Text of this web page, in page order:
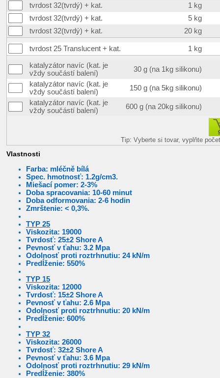
tvrdost 32(tvrdý) + kat.
1 kg
tvrdost 32(tvrdý) + kat.
5 kg
tvrdost 32(tvrdý) + kat.
20 kg
tvrdost 25 Translucent + kat. 1 kg
katalyzátor navíc (kat. je
vždy součástí balení)
30 g (na 1kg silikonu)
katalyzátor navíc (kat. je
vždy součástí balení)
150 g (na 5kg silikonu)
katalyzátor navíc (kat. je
vždy součástí balení)
600 g (na 20kg silikonu)
Tip: Vyberte si tovar, vyplňte
Vlastnosti
Farba: mléčně bílá
Spec. hmotnosť: 1.2g/cm3.
Miešací pomer: 2-3%
Doba spracovania: 10-60 minut
Doba odformovania: 2-6 hodin
Zmrštenie: < 0,3%.
TYP 25
Viskozita: 19000
Tvrdosť: 25±2 Shore A
Pevnosť v ťahu: 3.2 Mpa
Odolnosť proti roztrhnutiu: 24 kN/m
Predĺženie: 550%
TYP 15
Viskozita: 12000
Tvrdosť: 15±2 Shore A
Pevnosť v ťahu: 2.6 Mpa
Odolnosť proti roztrhnutiu: 20 kN/m
Predĺženie: 600%
TYP 32
Viskozita: 26000
Tvrdosť: 32±2 Shore A
Pevnosť v ťahu: 3.6 Mpa
Odolnosť proti roztrhnutiu: 29 kN/m
Predĺženie: 380%